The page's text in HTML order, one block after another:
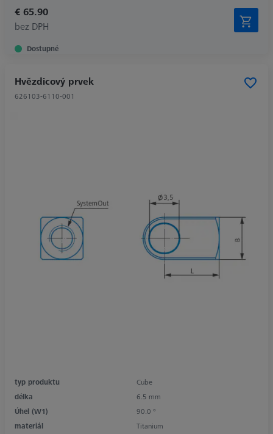
€ 65.90
bez DPH
Dostupné
Hvězdicový prvek
626103-6110-001
typ produktu
Cube
délka
6.5 mm
Úhel (W1)
90.0 °
materiál
Titanium